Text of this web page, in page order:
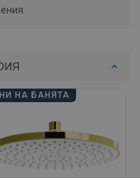
НА БАНЯТА